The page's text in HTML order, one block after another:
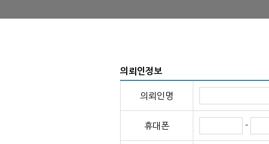
의뢰인정보
의뢰인명
휴대폰 -